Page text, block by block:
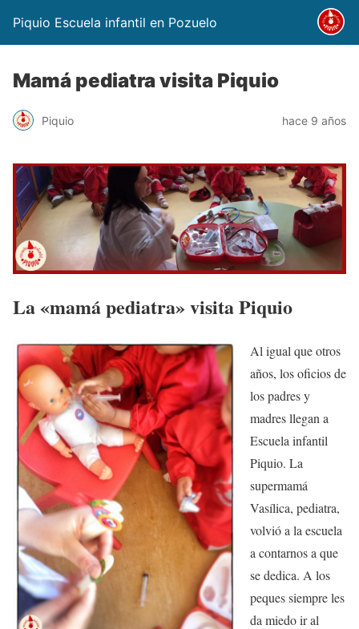
Piquio Escuela infantil en Pozuelo
Mamá pediatra visita Piquio
Piquio hace 9 años
La «mamá pediatra» visita Piquio
Al igual que otros
años, los oficios de
los padres y
madres llegan a
Escuela infantil
Piquio. La
supermamá
Vasílica, pediatra,
volvió a la escuela
a contarnos a que
se dedica. A los
peques siempre les
da miedo ir al